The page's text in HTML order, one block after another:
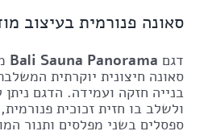
סאונה פנורמית בעיצוב
דגם Bali Sauna Panorama
סאונה חיצונית יוקרתית
בנייה חזקה ועמידה. הדגם ניתן
ולשלב בו חזית זכוכית
ספסלים בשני מפלסים ותנור